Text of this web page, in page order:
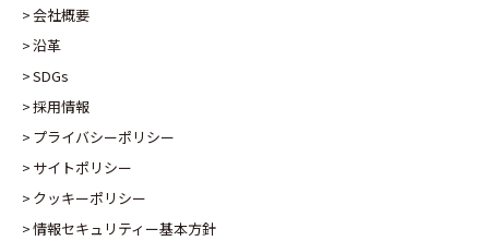
会社概要
沿革
SDGs
採用情報
プライバシーポリシー
サイトポリシー
クッキーポリシー
情報セキュリティー基本方針